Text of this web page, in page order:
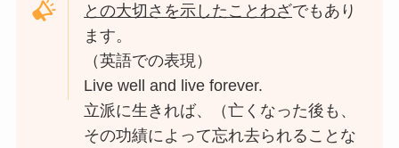
との大切さを示したことわざでもあり
ます。
（英語での表現）
Live well and live forever.
立派に生きれば、（亡くなった後も、
その功績によって忘れ去られることな